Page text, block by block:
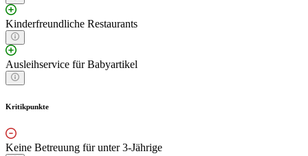
Kinderfreundliche Restaurants
Ausleihservice für Babyartikel
Kritikpunkte
Keine Betreuung für unter 3-Jährige